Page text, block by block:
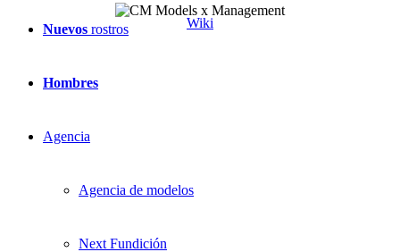
Nuevos rostros
Hombres
Agencia
Agencia de modelos
Next Fundición
Wiki